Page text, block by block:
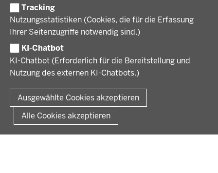
Tracking
Nutzungsstatistiken (Cookies, die für die Erfassung
Ihrer Seitenzugriffe notwendig sind.)
KI-Chatbot
KI-Chatbot (Erforderlich für die Bereitstellung und
Nutzung des externen KI-Chatbots.)
Ausgewählte Cookies akzeptieren
Alle Cookies akzeptieren
Stellenangebote
Ausbildung
Volljurist:in
Praktikum
Stellenangebote im Schulbereich
VERFAHREN UND BEKANNTMACHUNGEN
Amtsblatt
Verfahrensübersichten
PRESSE
Pressemitteilungen
Podcast
© 2026 Bezirksregierung Münster
Fußzeile
Impressum Datenschutz Rechtliche Hinweise
Kurzlink zu dieser Seite